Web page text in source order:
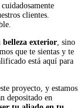
clientes.
belleza exterior , sino
que te sientas y te
está aquí para
proyecto, y estamos
depositado en